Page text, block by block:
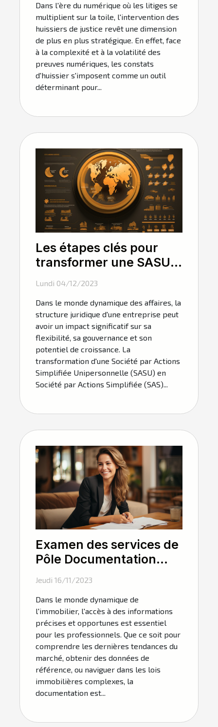
Dans l'ère du numérique où les litiges se
multiplient sur la toile, l'intervention des
huissiers de justice revêt une dimension
de plus en plus stratégique. En effet, face
à la complexité et à la volatilité des
preuves numériques, les constats
d'huissier s'imposent comme un outil
déterminant pour...
Les étapes clés pour
transformer une SASU
Lundi 04/12/2023
Dans le monde dynamique des affaires, la
structure juridique d'une entreprise peut
avoir un impact significatif sur sa
flexibilité, sa gouvernance et son
potentiel de croissance. La
transformation d'une Société par Actions
Simplifiée Unipersonnelle (SASU) en
Société par Actions Simplifiée (SAS)...
Examen des services de
Pôle Documentation
pour les professionnels
de l'immobilier
Jeudi 16/11/2023
Dans le monde dynamique de
l'immobilier, l'accès à des informations
précises et opportunes est essentiel
pour les professionnels. Que ce soit pour
comprendre les dernières tendances du
marché, obtenir des données de
référence, ou naviguer dans les lois
immobilières complexes, la
documentation est...